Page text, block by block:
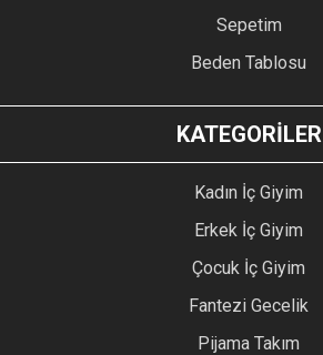
Sepetim
Beden Tablosu
KATEGORİLER
Kadın İç Giyim
Erkek İç Giyim
Çocuk İç Giyim
Fantezi Gecelik
Pijama Takım